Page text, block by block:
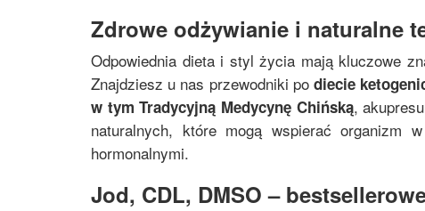
Zdrowe odżywianie i naturalne
Odpowiednia dieta i styl życia mają kluczowe
Znajdziesz u nas przewodniki po diecie
w tymTradycyjną Medycynę Chińską,
naturalnych, które mogą wspierać organizm
hormonalnymi.
Jod, CDL, DMSO –